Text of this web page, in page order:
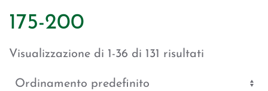
175-200
Visualizzazione di 1-36 di 131 risultati